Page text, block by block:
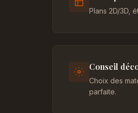
Plans 2D/3D,
Conseil
Choix des
parfaite.